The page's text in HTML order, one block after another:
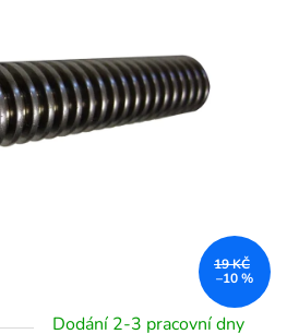
Dodání 2-3 pracovní dny
19 KČ
–10 %